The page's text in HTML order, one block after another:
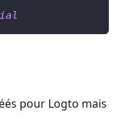
pour Logto mais